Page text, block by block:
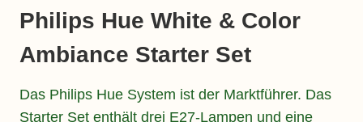
Philips Hue White & Color
Ambiance Starter Set
Das Philips Hue System ist der Marktführer. Das
Starter Set enthält drei E27-Lampen und eine